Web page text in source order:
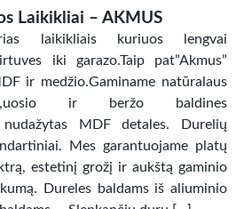
Laikikliai – AKMUS
laikikliais kuriuos lengvai
iki garazo.Taip pat”Akmus”
ir medžio.Gaminame natūralaus
ir beržo baldines
nudažytas MDF detales. Durelių
Mes garantuojame platų
estetinį grožį ir aukštą gaminio
Dureles baldams iš aliuminio